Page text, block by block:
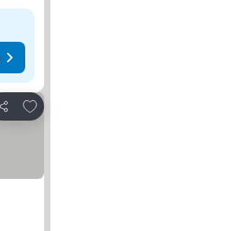
Teilen
Zu Favoriten hinzufügen